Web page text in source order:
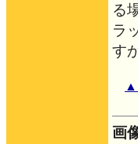
る
ラ
す
▲
画